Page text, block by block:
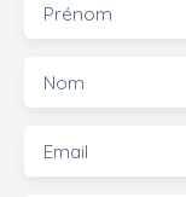
Prénom
Nom
Email